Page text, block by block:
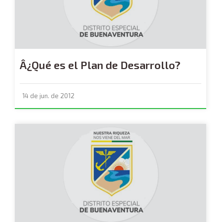
Â¿Qué es el Plan de Desarrollo?
14 de jun. de 2012